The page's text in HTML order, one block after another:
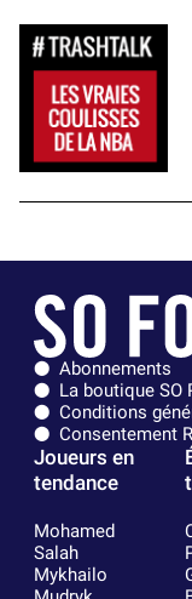
Abonnements
La boutique SO
Conditions
Consentement
Joueurs en
tendance
Mohamed
Salah
Mykhailo